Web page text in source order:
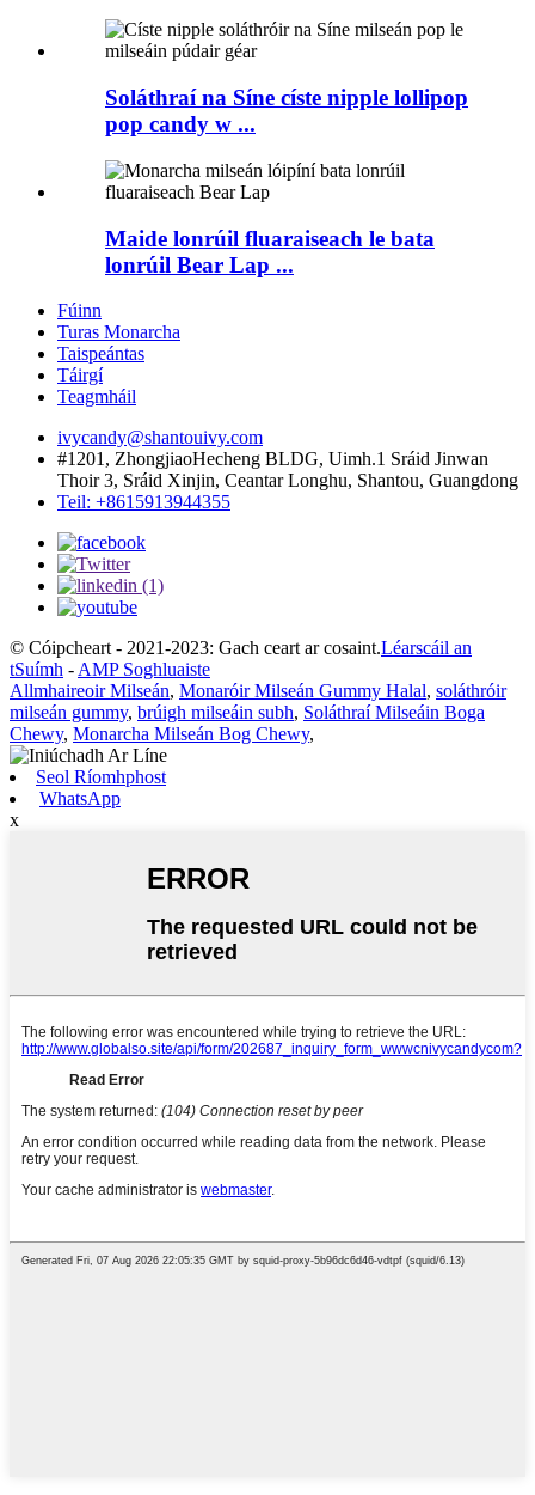
Soláthraí na Síne císte nipple lollipop
pop candy w ...
Maide lonrúil fluaraiseach le bata
lonrúil Bear Lap ...
Fúinn
Turas Monarcha
Taispeántas
Táirgí
Teagmháil
ivycandy@shantouivy.com
#1201, ZhongjiaoHecheng BLDG, Uimh.1 Sráid Jinwan
Thoir 3, Sráid Xinjin, Ceantar Longhu, Shantou, Guangdong
Teil: +8615913944355
© Cóipcheart - 2021-2023: Gach ceart ar cosaint.Léarscáil an
tSuímh - AMP Soghluaiste
Allmhaireoir Milseán, Monaróir Milseán Gummy Halal, soláthróir
milseán gummy, brúigh milseáin subh, Soláthraí Milseáin Boga
Chewy, Monarcha Milseán Bog Chewy,
Seol Ríomhphost
WhatsApp
x